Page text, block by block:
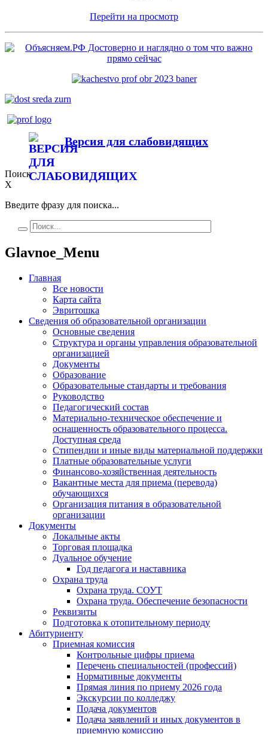
Перейти на просмотр
Версия для слабовидящих
Поиск
X
Введите фразу для поиска...
Glavnoe_Menu
Главная
Все новости
Карта сайта
Эвритошка
Сведения об образовательной организации
Основные сведения
Структура и органы управления образовательной
организацией
Документы
Образование
Образовательные стандарты и требования
Руководство
Педагогический состав
Материально-техническое обеспечение и
оснащенность образовательного процесса.
Доступная среда
Стипендии и иные виды материальной поддержки
Платные образовательные услуги
Финансово-хозяйственная деятельность
Вакантные места для приема (перевода)
обучающихся
Организация питания в образовательной
организации
Документы
Локальные акты
Торговая площадка
Дуальное обучение
Год педагога и наставника
Охрана труда
Охрана труда. СОУТ
Охрана труда. Обеспечение безопасности
Реквизиты
Подготовка к отопительному периоду
Абитуриенту
Приемная комиссия
Контрольные цифры приема
Перечень специальностей (профессий)
Нормативные документы
Прямая линия по приему 2026 года
Экскурсии по колледжу
Подача документов
Подача заявлений и иных документов в
приемную комиссию